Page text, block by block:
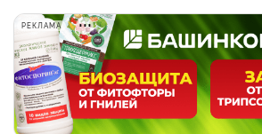
РЕКЛАМА